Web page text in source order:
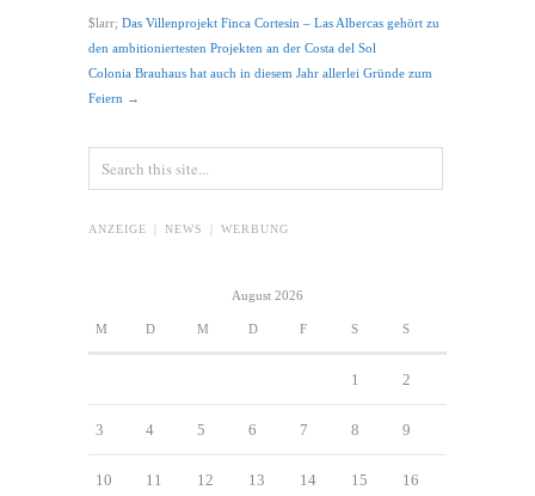
$larr; Das Villenprojekt Finca Cortesin – Las Albercas gehört zu
den ambitioniertesten Projekten an der Costa del Sol
Colonia Brauhaus hat auch in diesem Jahr allerlei Gründe zum
Feiern →
ANZEIGE | NEWS | WERBUNG
August 2026
M D M D F S S
1 2
3 4 5 6 7 8 9
10 11 12 13 14 15 16